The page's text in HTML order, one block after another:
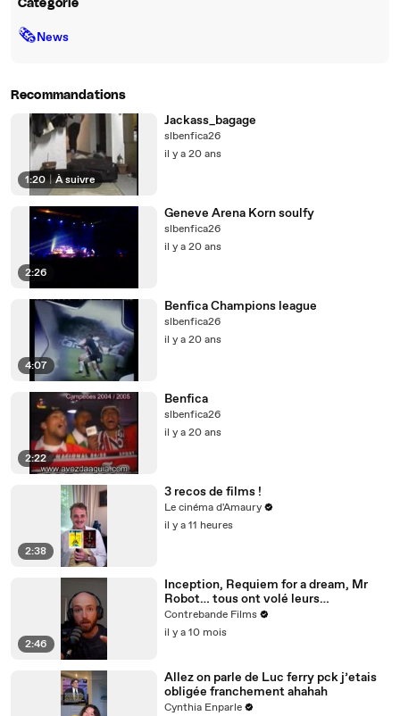
Catégorie
🗞News
Recommandations
1:20 | À suivre
Jackass_bagage
slbenfica26
il y a 20 ans
2:26
Geneve Arena Korn soulfy
slbenfica26
il y a 20 ans
4:07
Benfica Champions league
slbenfica26
il y a 20 ans
2:22
Benfica
slbenfica26
il y a 20 ans
2:38
3 recos de films !
Le cinéma d'Amaury
il y a 11 heures
2:46
Inception, Requiem for a dream, Mr
Robot… tous ont volé leurs
inspirations à un homme visionnaire.
Contrebande Films
il y a 10 mois
Allez on parle de Luc ferry pck j’etais
obligée franchement ahahah
Cynthia Enparle